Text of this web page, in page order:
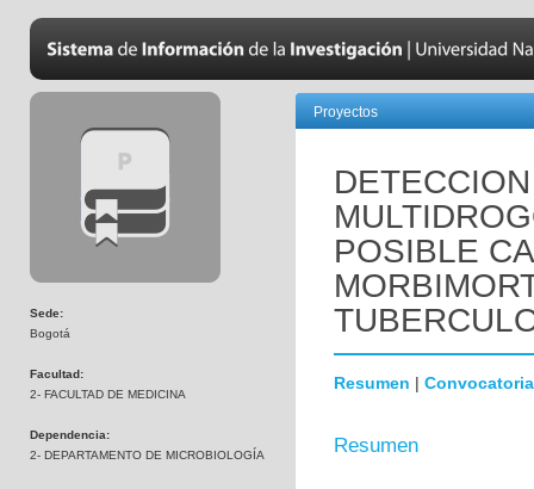
Sede:
Bogotá
Facultad:
2- FACULTAD DE MEDICINA
Dependencia:
2- DEPARTAMENTO DE MICROBIOLOGÍA
Proyectos
POSIBLE
Resumen | Convocatoria
Resumen